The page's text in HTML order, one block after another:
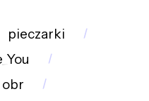
pieczarki
obr